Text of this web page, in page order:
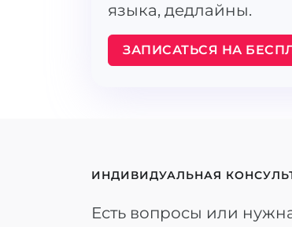
языка, дедлайны.
ЗАПИСАТЬСЯ НА
ИНДИВИДУАЛЬНАЯ
Есть вопросы или